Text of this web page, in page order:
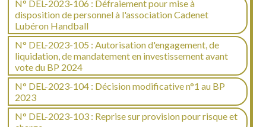
N° DEL-2023-106 : Défraiement pour mise à
disposition de personnel à l'association Cadenet
Lubéron Handball
N° DEL-2023-105 : Autorisation d'engagement, de
liquidation, de mandatement en investissement avant
vote du BP 2024
N° DEL-2023-104 : Décision modificative n°1 au BP
2023
N° DEL-2023-103 : Reprise sur provision pour risque et